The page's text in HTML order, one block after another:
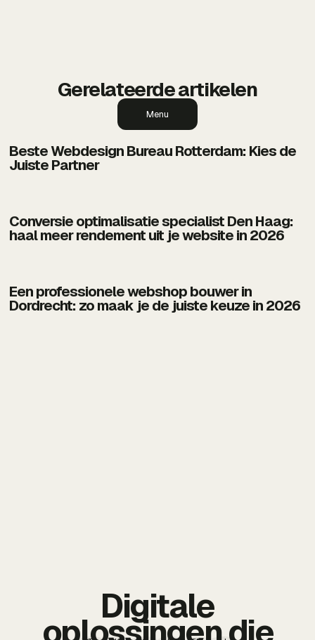
Beste Webdesign Bureau Rotterdam: Kies de
Juiste Partner
Conversie optimalisatie specialist Den Haag:
haal meer rendement uit je website in 2026
Een professionele webshop bouwer in
Dordrecht: zo maak je de juiste keuze in 2026
Gerelateerde artikelen
Menu
Digitale